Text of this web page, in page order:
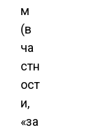
м
(в
ча
стн
ост
и,
«за